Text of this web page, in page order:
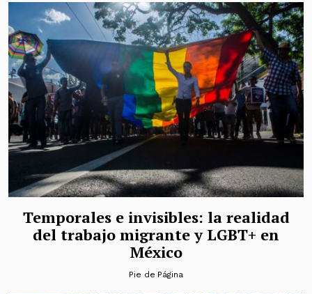
Temporales e invisibles: la realidad
del trabajo migrante y LGBT+ en
México
Pie de Página